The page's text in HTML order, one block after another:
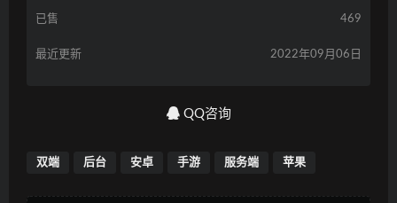
已售 469
最近更新 2022年09月06日
QQ咨询
双端 后台 安卓 手游 服务端 苹果